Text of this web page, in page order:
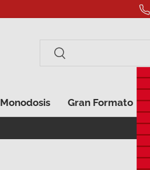
Buscar
Buscar
Monodosis Gran Formato